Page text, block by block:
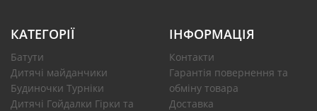
КАТЕГОРІЇ
Батути
Дитячі майданчики
Будиночки Турніки
Дитячі Гойдалки Гірки та
ІНФОРМАЦІЯ
Контакти
Гарантія повернення та
обміну товара
Доставка